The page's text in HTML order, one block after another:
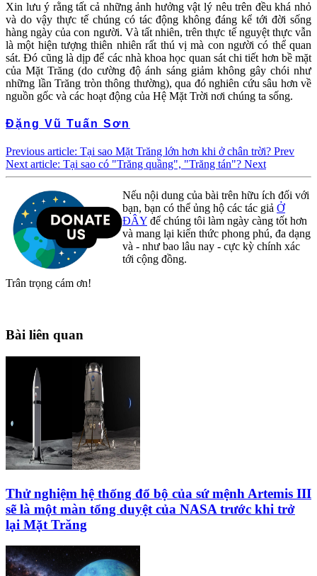
Xin lưu ý rằng tất cả những ảnh hưởng vật lý nêu trên đều khá nhỏ
và do vậy thực tế chúng có tác động không đáng kể tới đời sống
hàng ngày của con người. Và tất nhiên, trên thực tế nguyệt thực vẫn
là một hiện tượng thiên nhiên rất thú vị mà con người có thể quan
sát. Đó cũng là dịp để các nhà khoa học quan sát chi tiết hơn bề mặt
của Mặt Trăng (do cường độ ánh sáng giảm không gây chói như
những lần Trăng tròn thông thường), qua đó nghiên cứu sâu hơn về
nguồn gốc và các hoạt động của Hệ Mặt Trời nơi chúng ta sống.
Đặng Vũ Tuấn Sơn
Previous article: Tại sao Mặt Trăng lớn hơn khi ở chân trời? Prev
Next article: Tại sao có "Trăng quầng", "Trăng tán"? Next
Nếu nội dung của bài trên hữu ích đối với
bạn, bạn có thể ủng hộ các tác giả Ở
ĐÂY để chúng tôi làm ngày càng tốt hơn
và mang lại kiến thức phong phú, đa dạng
và - như bao lâu nay - cực kỳ chính xác
tới cộng đồng.
Trân trọng cám ơn!
Bài liên quan
Thử nghiệm hệ thống đổ bộ của sứ mệnh Artemis III
sẽ là một màn tổng duyệt của NASA trước khi trở
lại Mặt Trăng